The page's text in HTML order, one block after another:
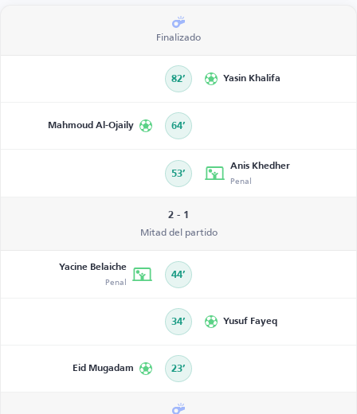
Finalizado
82’ Yasin Khalifa
Mahmoud Al-Ojaily 64’
53’
Anis Khedher
Penal
2 - 1
Mitad del partido
Yacine Belaiche
Penal 44’
34’ Yusuf Fayeq
Eid Mugadam 23’